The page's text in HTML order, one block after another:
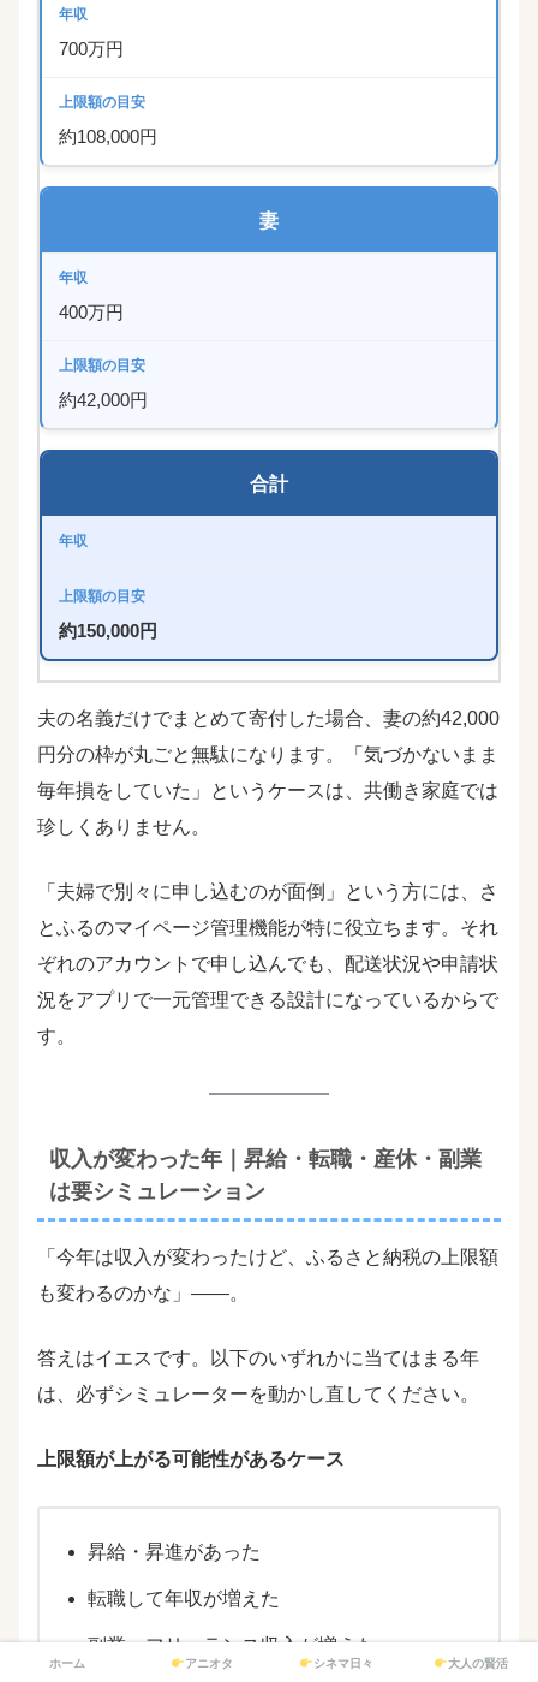
700万円
約108,000円
妻
400万円
約42,000円
合計
約150,000円
夫の名義だけでまとめて寄付した場合、妻の約42,000
円分の枠が丸ごと無駄になります。「気づかないまま
毎年損をしていた」というケースは、共働き家庭では
珍しくありません。
「夫婦で別々に申し込むのが面倒」という方には、さ
とふるのマイページ管理機能が特に役立ちます。それ
ぞれのアカウントで申し込んでも、配送状況や申請状
況をアプリで一元管理できる設計になっているからで
す。
収入が変わった年｜昇給・転職・産休・副業
は要シミュレーション
「今年は収入が変わったけど、ふるさと納税の上限額
も変わるのかな」――。
答えはイエスです。以下のいずれかに当てはまる年
は、必ずシミュレーターを動かし直してください。
上限額が上がる可能性があるケース
昇給・昇進があった
転職して年収が増えた
副業・フリーランス収入が増えた
ホーム アニオタ シネマ日々 大人の賢活